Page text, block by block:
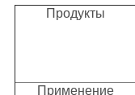
Продукты
Применение